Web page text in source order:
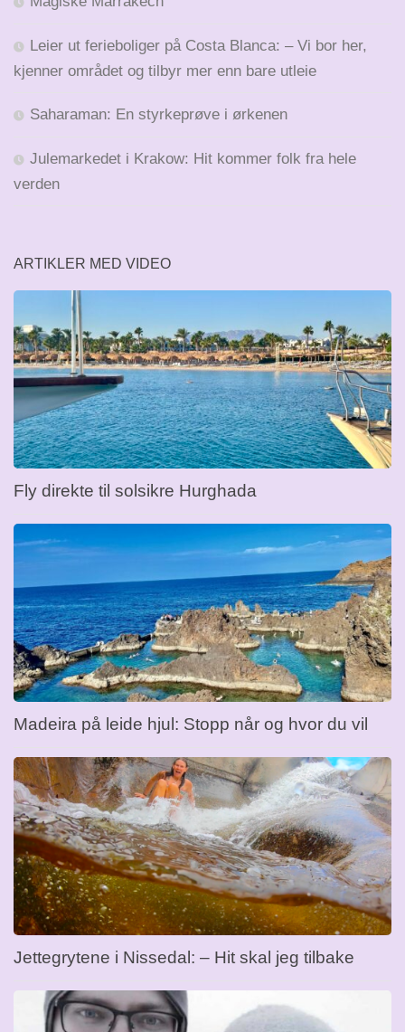
Leier ut ferieboliger på Costa Blanca: – Vi bor her,
kjenner området og tilbyr mer enn bare utleie
Saharaman: En styrkeprøve i ørkenen
Julemarkedet i Krakow: Hit kommer folk fra hele
verden
ARTIKLER MED VIDEO
Fly direkte til solsikre Hurghada
Madeira på leide hjul: Stopp når og hvor du vil
Jettegrytene i Nissedal: – Hit skal jeg tilbake